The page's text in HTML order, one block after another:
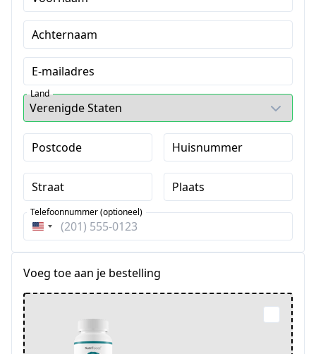
Achternaam
E-mailadres
Land
Postcode Huisnummer
Straat Plaats
Verenigde
Telefoonnummer (optioneel)
Voeg toe aan je bestelling